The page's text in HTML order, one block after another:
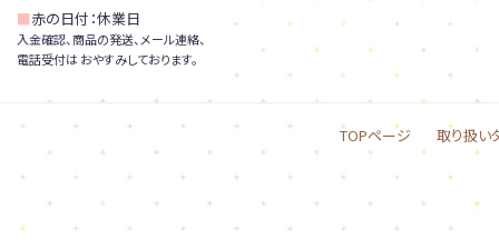
■赤の日付：休業日
入金確認、商品の発送、メール連絡、
電話受付は おやすみしております。
TOPページ 取り扱い